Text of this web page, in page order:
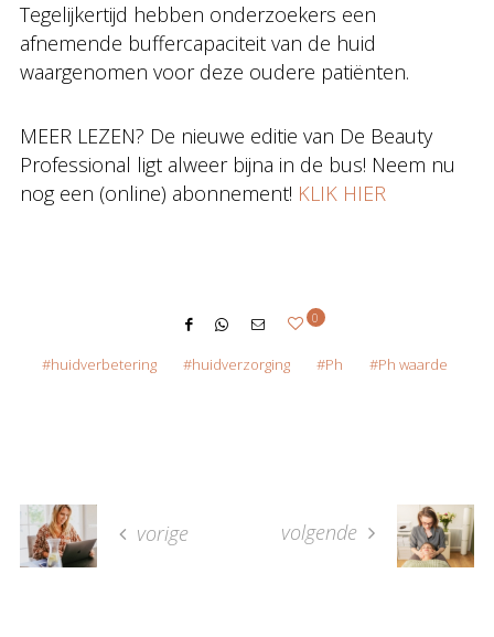
Tegelijkertijd hebben onderzoekers een
afnemende buffercapaciteit van de huid
waargenomen voor deze oudere patiënten.
MEER LEZEN? De nieuwe editie van De Beauty
Professional ligt alweer bijna in de bus! Neem nu
nog een (online) abonnement! KLIK HIER
0
huidverbetering huidverzorging Ph Ph waarde
vorige volgende